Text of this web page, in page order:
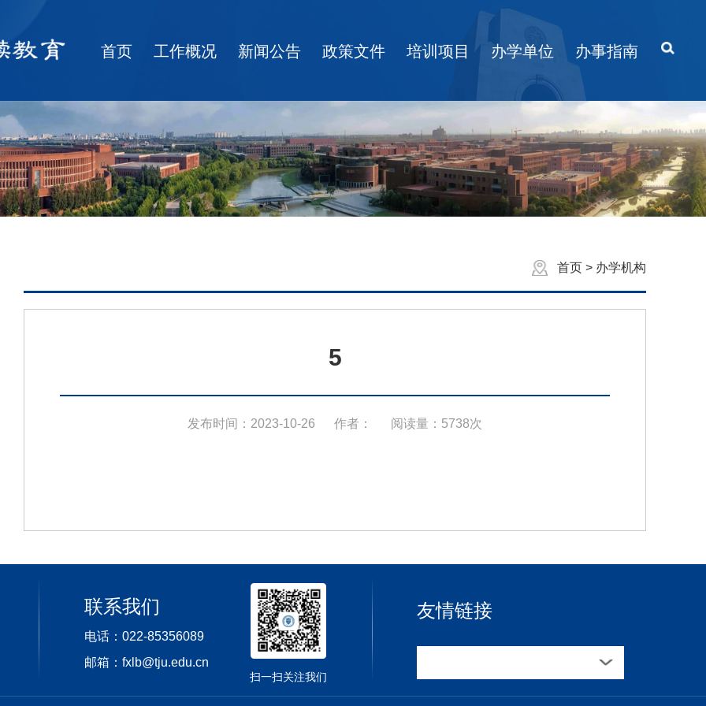
首页 工作概况 新闻公告 政策文件 培训项目 办学单位 办事指南
首页 > 办学机构
5
发布时间：2023-10-26 作者： 阅读量：5738次
联系我们
电话：022-85356089
邮箱：fxlb@tju.edu.cn
扫一扫关注我们
友情链接